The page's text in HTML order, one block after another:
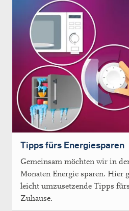
Tipps fürs Energiesparen
Gemeinsam möchten wir in
Monaten Energie sparen. Hier
leicht umzusetzende Tipps
Zuhause.